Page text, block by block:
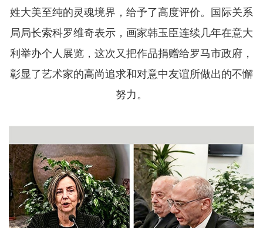
姓大美至纯的灵魂境界，给予了高度评价。国际关系
局局长索科罗维奇表示，画家韩玉臣连续几年在意大
利举办个人展览，这次又把作品捐赠给罗马市政府，
彰显了艺术家的高尚追求和对意中友谊所做出的不懈
努力。